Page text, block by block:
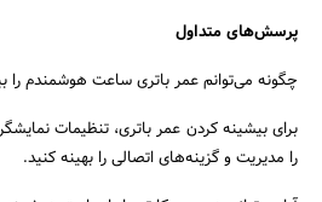
پرسش‌های متداول
چگونه می‌توانم عمر باتری ساعت هوشمندم را
برای بیشینه کردن عمر باتری، تنظیمات
را مدیریت و گزینه‌های اتصالی را بهینه کنید.